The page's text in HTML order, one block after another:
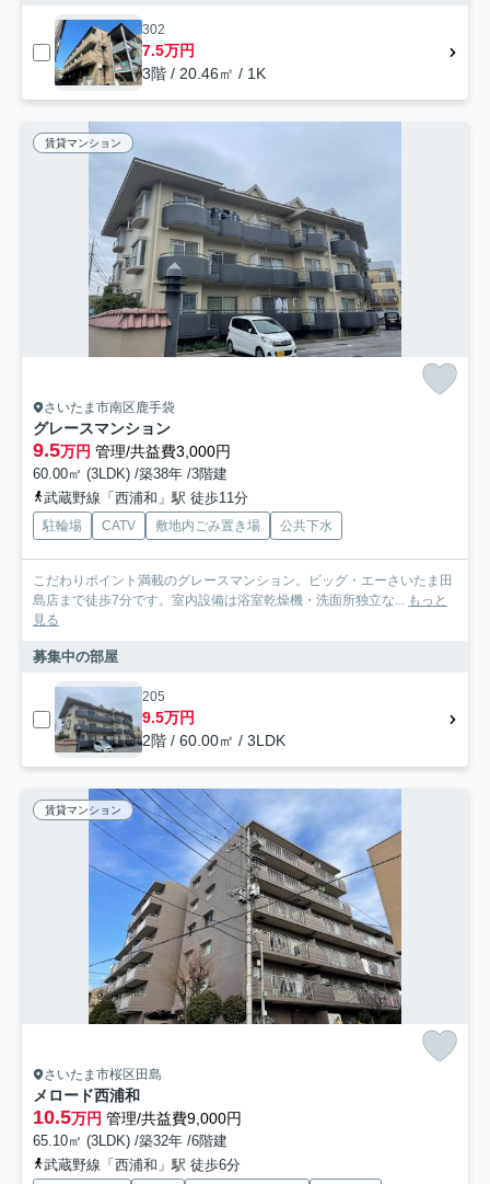
302
7.5万円
3階 / 20.46㎡ / 1K
賃貸マンション
さいたま市南区鹿手袋
グレースマンション
9.5万円 管理/共益費3,000円
60.00㎡ (3LDK) /築38年 /3階建
武蔵野線「西浦和」駅 徒歩11分
駐輪場 CATV 敷地内ごみ置き場 公共下水
こだわりポイント満載のグレースマンション。ビッグ・エーさいたま田
島店まで徒歩7分です。室内設備は浴室乾燥機・洗面所独立な... もっと
見る
募集中の部屋
205
9.5万円
2階 / 60.00㎡ / 3LDK
賃貸マンション
さいたま市桜区田島
メロード西浦和
10.5万円 管理/共益費9,000円
65.10㎡ (3LDK) /築32年 /6階建
武蔵野線「西浦和」駅 徒歩6分